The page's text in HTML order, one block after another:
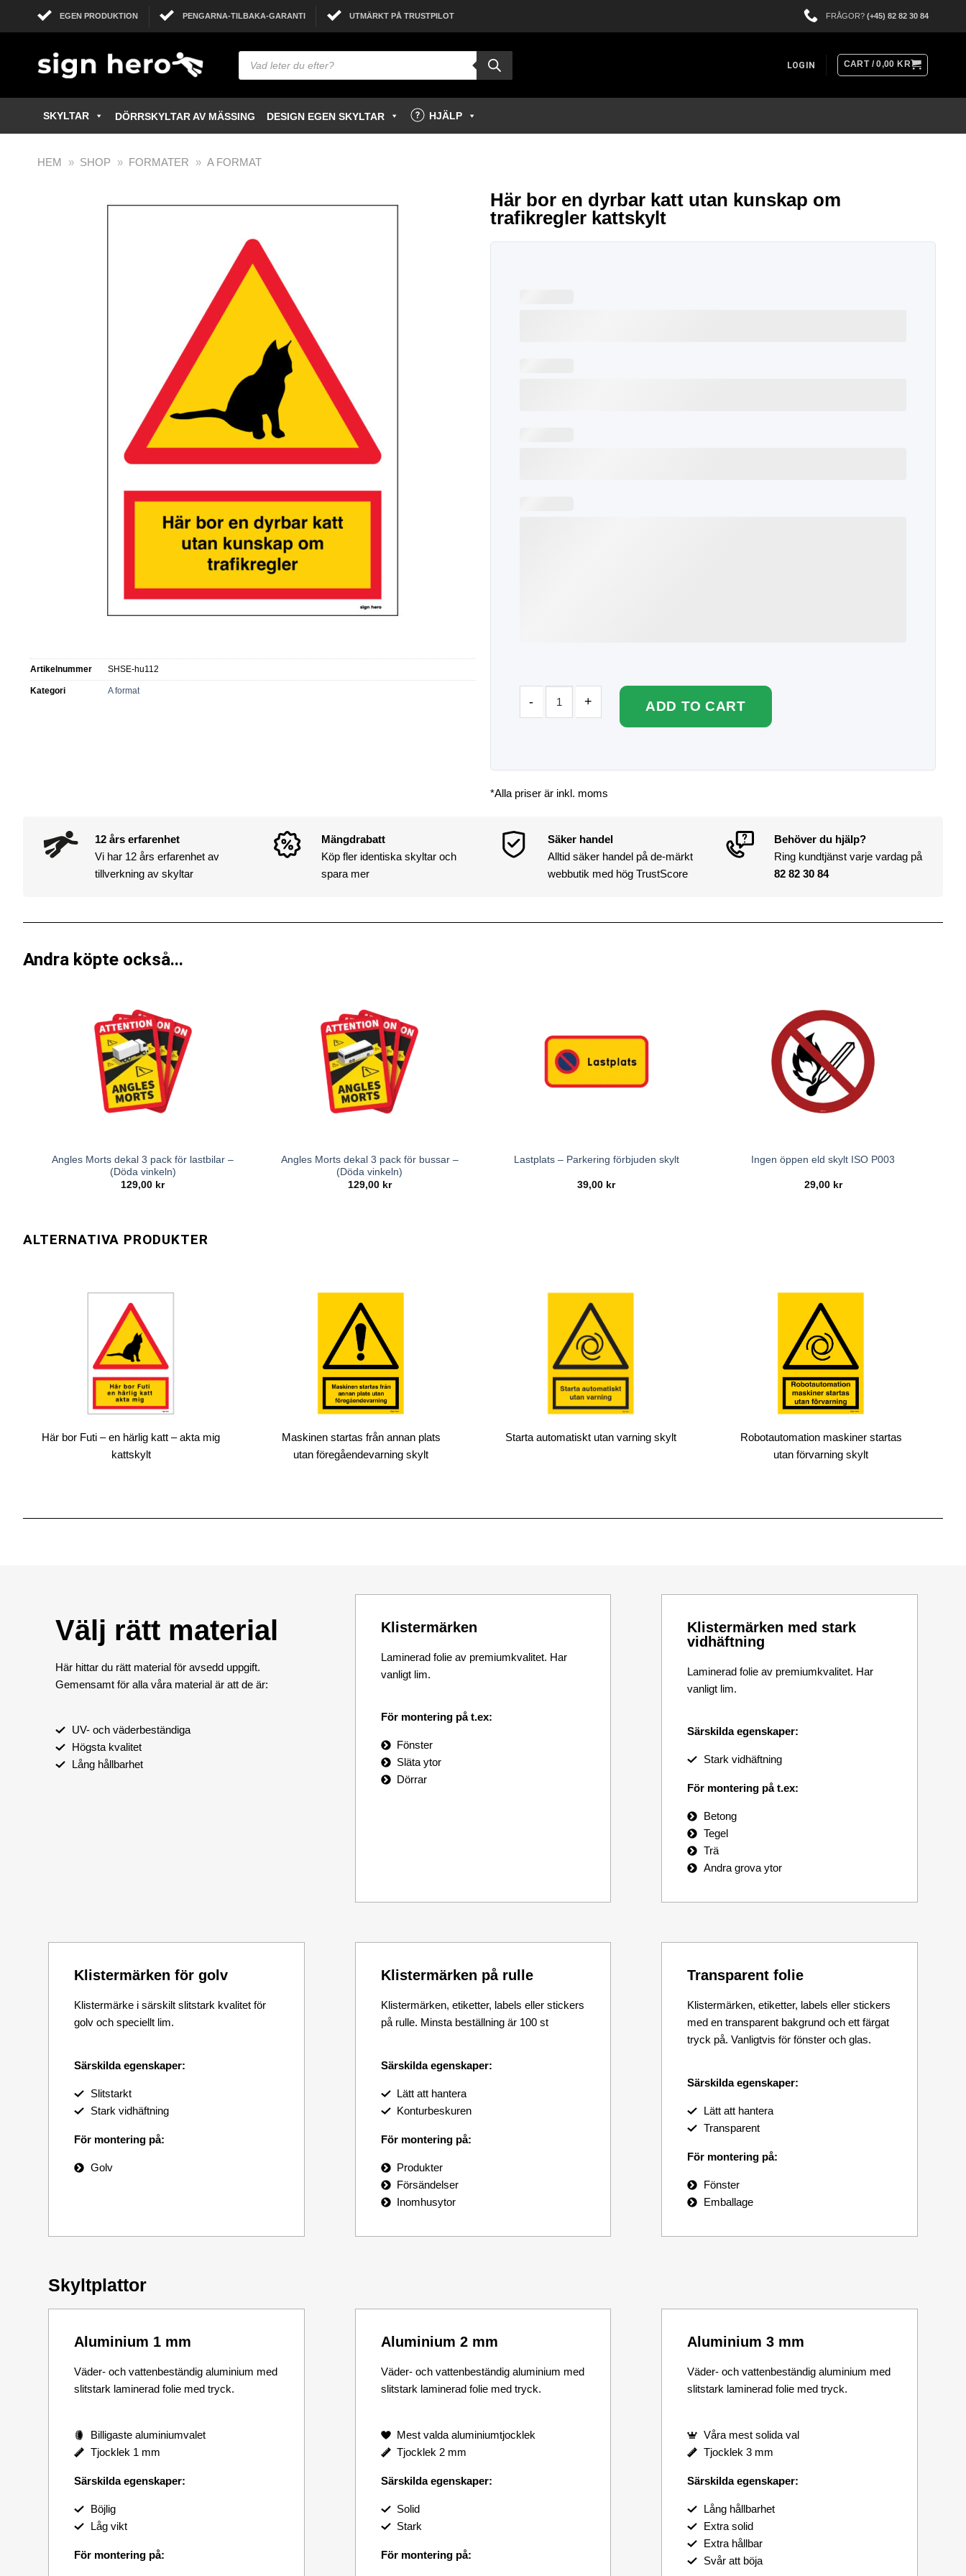
EGEN PRODUKTION PENGARNA-TILBAKA-GARANTI UTMÄRKT PÅ TRUSTPILOT FRÅGOR? (+45) 82 82 30 84
LOGIN CART /0,00 KR
SKYLTAR DÖRRSKYLTAR AV MÄSSING DESIGN EGEN SKYLTAR HJÄLP
HEM » SHOP » FORMATER » A FORMAT
Artikelnummer SHSE-hu112
Kategori A format
Här bor en dyrbar katt utan kunskap om
trafikregler kattskylt
ADD TO CART
*Alla priser är inkl. moms
12 års erfarenhet
Vi har 12 års erfarenhet av
tillverkning av skyltar
Mängdrabatt
Köp fler identiska skyltar och
spara mer
Säker handel
Alltid säker handel på de-märkt
webbutik med hög TrustScore
Behöver du hjälp?
Ring kundtjänst varje vardag på
82 82 30 84
Andra köpte också...
Angles Morts dekal 3 pack för lastbilar –
(Döda vinkeln)
129,00 kr
Angles Morts dekal 3 pack för bussar –
(Döda vinkeln)
129,00 kr
Lastplats – Parkering förbjuden skylt
39,00 kr
Ingen öppen eld skylt ISO P003
29,00 kr
Här bor Futi – en härlig katt – akta mig
kattskylt
Maskinen startas från annan plats
utan föregåendevarning skylt
Starta automatiskt utan varning skylt
Robotautomation maskiner startas
utan förvarning skylt
Välj rätt material
Här hittar du rätt material för avsedd uppgift.
Gemensamt för alla våra material är att de är:
UV- och väderbeständiga
Högsta kvalitet
Lång hållbarhet
Klistermärken
Laminerad folie av premiumkvalitet. Har
vanligt lim.
För montering på t.ex:
Fönster
Släta ytor
Dörrar
Klistermärken med stark
vidhäftning
Laminerad folie av premiumkvalitet. Har
vanligt lim.
Särskilda egenskaper:
Stark vidhäftning
För montering på t.ex:
Betong
Tegel
Trä
Andra grova ytor
Klistermärken för golv
Klistermärke i särskilt slitstark kvalitet för
golv och speciellt lim.
Särskilda egenskaper:
Slitstarkt
Stark vidhäftning
För montering på:
Golv
Klistermärken på rulle
Klistermärken, etiketter, labels eller stickers
på rulle. Minsta beställning är 100 st
Särskilda egenskaper:
Lätt att hantera
Konturbeskuren
För montering på:
Produkter
Försändelser
Inomhusytor
Transparent folie
Klistermärken, etiketter, labels eller stickers
med en transparent bakgrund och ett färgat
tryck på. Vanligtvis för fönster och glas.
Särskilda egenskaper:
Lätt att hantera
Transparent
För montering på:
Fönster
Emballage
Skyltplattor
Aluminium 1 mm
Väder- och vattenbeständig aluminium med
slitstark laminerad folie med tryck.
Billigaste aluminiumvalet
Tjocklek 1 mm
Särskilda egenskaper:
Böjlig
Låg vikt
För montering på:
Aluminium 2 mm
Väder- och vattenbeständig aluminium med
slitstark laminerad folie med tryck.
Mest valda aluminiumtjocklek
Tjocklek 2 mm
Särskilda egenskaper:
Solid
Stark
För montering på:
Aluminium 3 mm
Väder- och vattenbeständig aluminium med
slitstark laminerad folie med tryck.
Våra mest solida val
Tjocklek 3 mm
Särskilda egenskaper:
Lång hållbarhet
Extra solid
Extra hållbar
Svår att böja